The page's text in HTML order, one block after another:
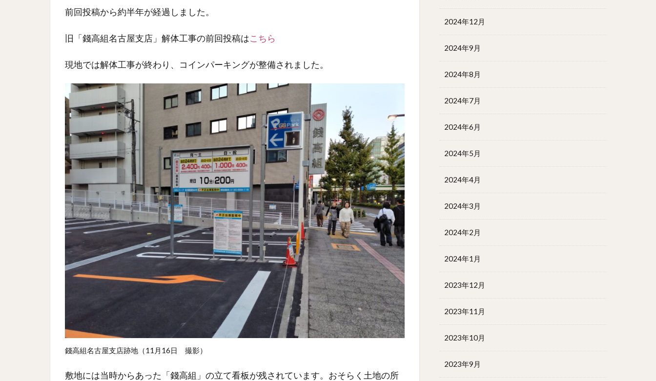
前回投稿から約半年が経過しました。
旧「錢高組名古屋支店」解体工事の前回投稿はこちら
現地では解体工事が終わり、コインパーキングが整備されました。
錢高組名古屋支店跡地（11月16日 撮影）
敷地には当時からあった「錢高組」の立て看板が残されています。おそらく土地の所
2024年12月
2024年9月
2024年8月
2024年7月
2024年6月
2024年5月
2024年4月
2024年3月
2024年2月
2024年1月
2023年12月
2023年11月
2023年10月
2023年9月